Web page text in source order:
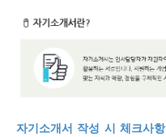
자기소개서 작성 시 체크사항